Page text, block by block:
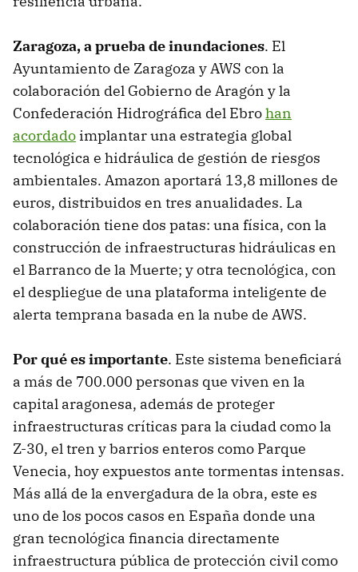
Zaragoza, a prueba de inundaciones. El
Ayuntamiento de Zaragoza y AWS con la
colaboración del Gobierno de Aragón y la
Confederación Hidrográfica del Ebrohan
acordado implantar una estrategia global
tecnológica e hidráulica de gestión de riesgos
ambientales. Amazon aportará 13,8 millones de
euros, distribuidos en tres anualidades. La
colaboración tiene dos patas: una física, con la
construcción de infraestructuras hidráulicas en
el Barranco de la Muerte; y otra tecnológica, con
el despliegue de una plataforma inteligente de
alerta temprana basada en la nube de AWS.
Por qué es importante. Este sistema beneficiará
a más de 700.000 personas que viven en la
capital aragonesa, además de proteger
infraestructuras críticas para la ciudad como la
Z-30, el tren y barrios enteros como Parque
Venecia, hoy expuestos ante tormentas intensas.
Más allá de la envergadura de la obra, este es
uno de los pocos casos en España donde una
gran tecnológica financia directamente
infraestructura pública de protección civil como